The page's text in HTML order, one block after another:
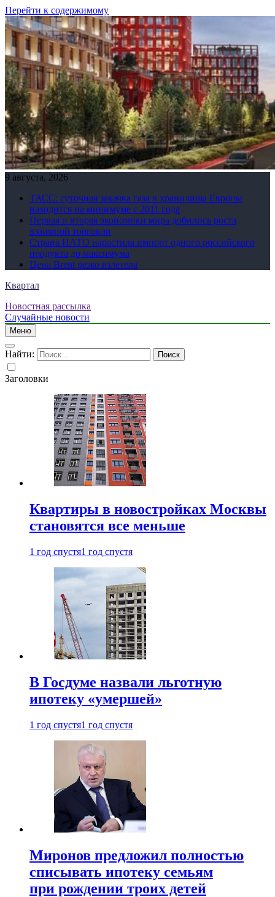
Перейти к содержимому
9 августа, 2026
ТАСС: суточная закачка газа в хранилища Европы
находится на минимуме с 2011 года
Первая и вторая экономики мира добились роста
взаимной торговли
Страна НАТО нарастила импорт одного российского
продукта до максимума
Цена Brent резко взлетела
Квартал
Новостная рассылка
Случайные новости
Меню
Найти:
Заголовки
Квартиры в новостройках Москвы
становятся все меньше
1 год спустя1 год спустя
В Госдуме назвали льготную
ипотеку «умершей»
1 год спустя1 год спустя
Миронов предложил полностью
списывать ипотеку семьям
при рождении троих детей